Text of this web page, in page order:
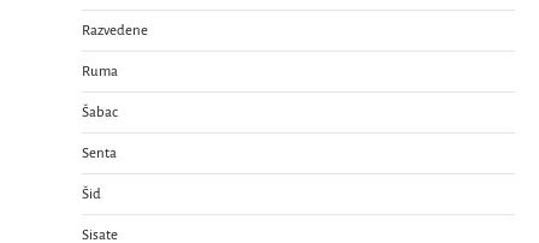
Razvedene
Ruma
Šabac
Senta
Šid
Sisate